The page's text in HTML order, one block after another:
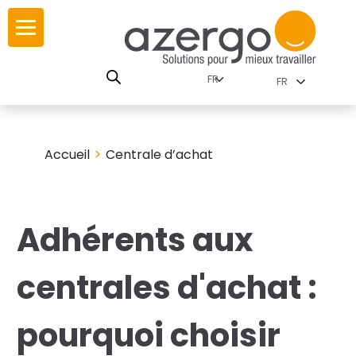
Skip
content
familles
FR
Accueil> Centrale d’achat
Adhérents aux
centrales d'achat :
pourquoi choisir